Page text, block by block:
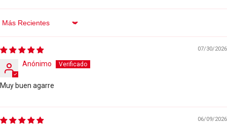
Sort By
07/30/2026
Anónimo
Muy buen agarre
06/09/2026